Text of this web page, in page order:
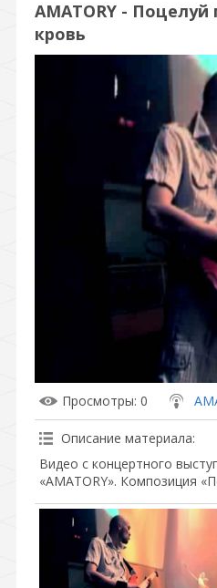
АМAТОRY -
кровь
Просмотры: 0
Описание материала:
Видео с концертного
«АМAТОRY». Композиция